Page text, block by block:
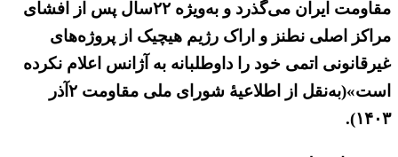
مقاومت ایران می‌گذرد و به‌ویژه ۲۲سال پس از افشای
مراکز اصلی نطنز و اراک رژیم هیچیک از پروژه‌های
غیرقانونی اتمی خود را داوطلبانه به آژانس اعلام نکرده
است»(به‌نقل از اطلاعیهٔ شورای ملی مقاومت ۲آذر
۱۴۰۳).